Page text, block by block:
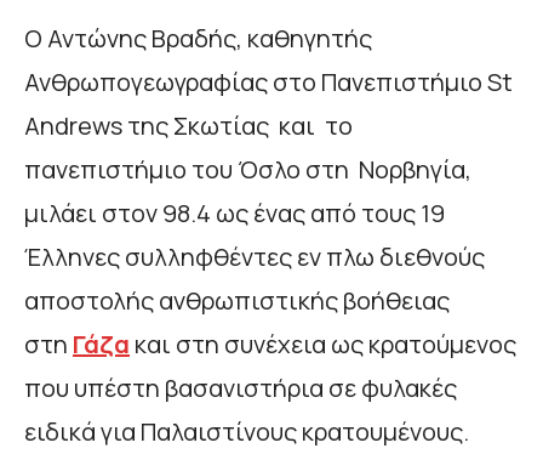
Ο Αντώνης Βραδής, καθηγητής
Ανθρωπογεωγραφίας στο Πανεπιστήμιο St
Andrews της Σκωτίας και το
πανεπιστήμιο του Όσλο στη Νορβηγία,
μιλάει στον 98.4 ως ένας από τους 19
Έλληνες συλληφθέντες εν πλω διεθνούς
αποστολής ανθρωπιστικής βοήθειας
στη Γάζα και στη συνέχεια ως κρατούμενος
που υπέστη βασανιστήρια σε φυλακές
ειδικά για Παλαιστίνους κρατουμένους.